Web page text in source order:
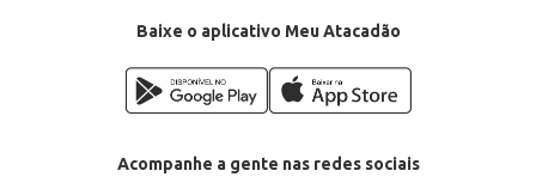
Baixe o aplicativo Meu Atacadão
Acompanhe a gente nas redes sociais